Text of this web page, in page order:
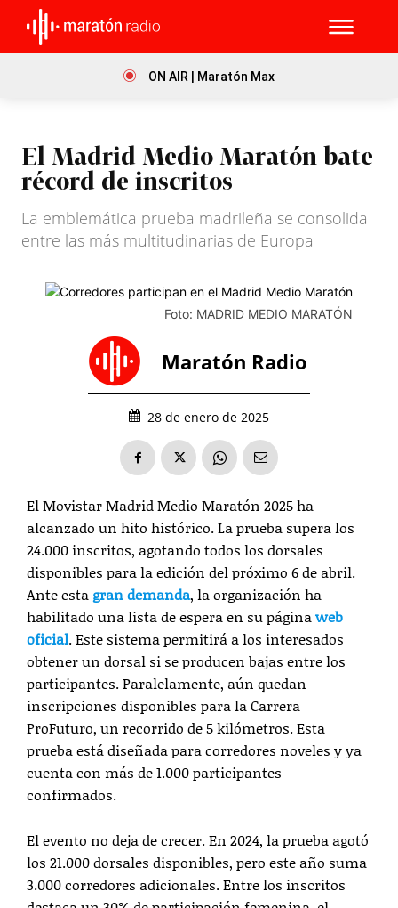
ON AIR | Maratón Max
El Madrid Medio Maratón bate
récord de inscritos
La emblemática prueba madrileña se consolida
entre las más multitudinarias de Europa
Foto: MADRID MEDIO MARATÓN
Maratón Radio
28 de enero de 2025
El Movistar Madrid Medio Maratón 2025 ha
alcanzado un hito histórico. La prueba supera los
24.000 inscritos, agotando todos los dorsales
disponibles para la edición del próximo 6 de abril.
Ante esta gran demanda, la organización ha
habilitado una lista de espera en su páginaweb
oficial. Este sistema permitirá a los interesados
obtener un dorsal si se producen bajas entre los
participantes. Paralelamente, aún quedan
inscripciones disponibles para la Carrera
ProFuturo, un recorrido de 5 kilómetros. Esta
prueba está diseñada para corredores noveles y ya
cuenta con más de 1.000 participantes
confirmados.
El evento no deja de crecer. En 2024, la prueba agotó
los 21.000 dorsales disponibles, pero este año suma
3.000 corredores adicionales. Entre los inscritos